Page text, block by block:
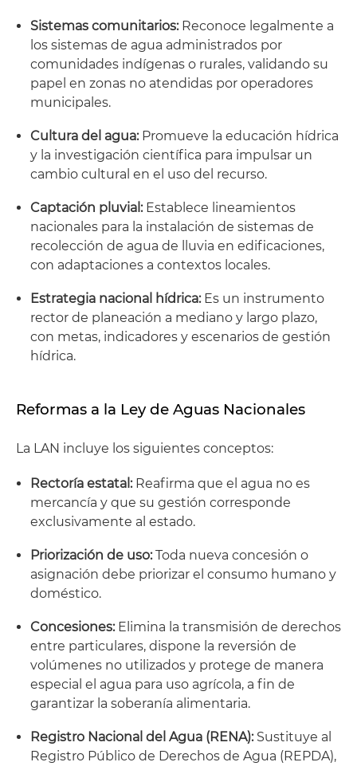
Sistemas comunitarios:Reconoce legalmente a
los sistemas de agua administrados por
comunidades indígenas o rurales, validando su
papel en zonas no atendidas por operadores
municipales.
Cultura del agua:Promueve la educación hídrica
y la investigación científica para impulsar un
cambio cultural en el uso del recurso.
Captación pluvial:Establece lineamientos
nacionales para la instalación de sistemas de
recolección de agua de lluvia en edificaciones,
con adaptaciones a contextos locales.
Estrategia nacional hídrica:Es un instrumento
rector de planeación a mediano y largo plazo,
con metas, indicadores y escenarios de gestión
hídrica.
Reformas a la Ley de Aguas Nacionales
La LAN incluye los siguientes conceptos:
Rectoría estatal:Reafirma que el agua no es
mercancía y que su gestión corresponde
exclusivamente al estado.
Priorización de uso:Toda nueva concesión o
asignación debe priorizar el consumo humano y
doméstico.
Concesiones:Elimina la transmisión de derechos
entre particulares, dispone la reversión de
volúmenes no utilizados y protege de manera
especial el agua para uso agrícola, a fin de
garantizar la soberanía alimentaria.
Registro Nacional del Agua (RENA):Sustituye al
Registro Público de Derechos de Agua (REPDA),